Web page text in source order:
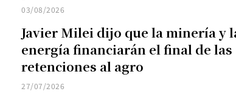
03/08/2026
Javier Milei dijo que la minería y
energía financiarán el final de las
retenciones al agro
27/07/2026